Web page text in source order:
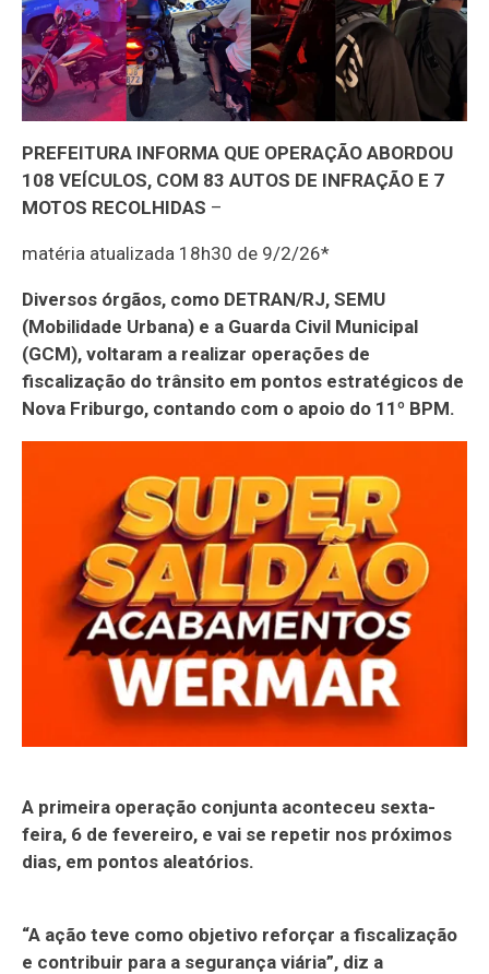
PREFEITURA INFORMA QUE OPERAÇÃO ABORDOU
108 VEÍCULOS, COM 83 AUTOS DE INFRAÇÃO E 7
MOTOS RECOLHIDAS –
matéria atualizada 18h30 de 9/2/26*
Diversos órgãos, como DETRAN/RJ, SEMU
(Mobilidade Urbana) e a Guarda Civil Municipal
(GCM), voltaram a realizar operações de
fiscalização do trânsito em pontos estratégicos de
Nova Friburgo, contando com o apoio do 11º BPM.
A primeira operação conjunta aconteceu sexta-
feira, 6 de fevereiro, e vai se repetir nos próximos
dias, em pontos aleatórios.
“A ação teve como objetivo reforçar a fiscalização
e contribuir para a segurança viária”, diz a